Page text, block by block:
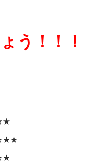
う！！！